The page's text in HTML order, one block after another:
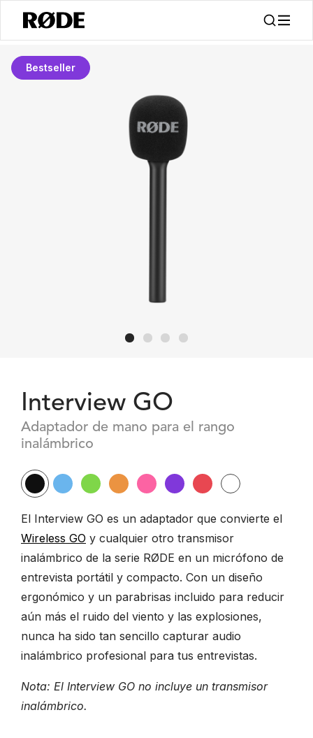
Bestseller
Interview GO
Adaptador de mano para el rango
inalámbrico
El Interview GO es un adaptador que convierte el
Wireless GO y cualquier otro transmisor
inalámbrico de la serie RØDE en un micrófono de
entrevista portátil y compacto. Con un diseño
ergonómico y un parabrisas incluido para reducir
aún más el ruido del viento y las explosiones,
nunca ha sido tan sencillo capturar audio
inalámbrico profesional para tus entrevistas.
Nota: El Interview GO no incluye un transmisor
inalámbrico.